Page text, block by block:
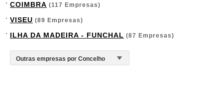
COIMBRA (117 Empresas)
VISEU (89 Empresas)
ILHA DA MADEIRA - FUNCHAL (87 Empresas)